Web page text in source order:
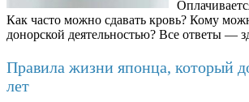
Как часто можно сдавать кровь? Кому
донорской деятельностью? Все ответы —
Правила жизни японца, который
лет